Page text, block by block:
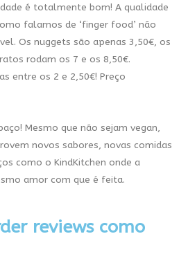
é totalmente bom! A qualidade
falamos de ‘finger food’ não
Os nuggets são apenas 3,50€, os
rodam os 7 e os 8,50€.
entre os 2 e 2,50€! Preço
Mesmo que não sejam vegan,
novos sabores, novas comidas
como o KindKitchen onde a
amor com que é feita.
reviews como